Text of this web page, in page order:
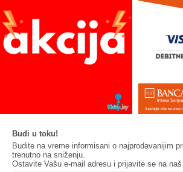
Budi u toku!
Budite na vreme informisani o najprodavanijim
trenutno na sniženju.
Ostavite Vašu e-mail adresu i prijavite se na